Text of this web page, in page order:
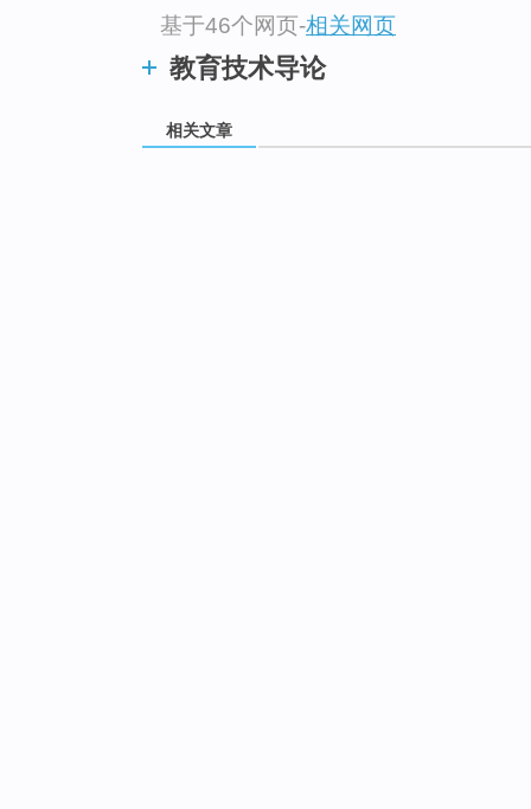
基于46个网页-相关网页
教育技术导论
相关文章